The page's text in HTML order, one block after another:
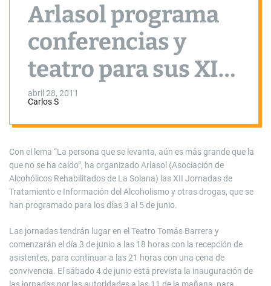
Arlasol programa
conferencias y
teatro para sus XII
Jornadas de
Alcoholismo.
Tendrán lugar del 3
al 5 de junio
abril 28, 2011
Carlos S
Con el lema “La persona que se levanta, aún es más grande que la
que no se ha caído”, ha organizado Arlasol (Asociación de
Alcohólicos Rehabilitados de La Solana) las XII Jornadas de
Tratamiento e Información del Alcoholismo y otras drogas, que se
han programado para los días 3 al 5 de junio.
Las jornadas tendrán lugar en el Teatro Tomás Barrera y
comenzarán el día 3 de junio a las 18 horas con la recepción de
asistentes, para continuar a las 21 horas con una cena de
convivencia. El sábado 4 de junio está prevista la inauguración de